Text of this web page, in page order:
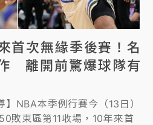
首次無緣季後賽！名
離開前驚爆球隊有
】NBA本季例行賽今（13日）
敗東區第11收場，10年來首